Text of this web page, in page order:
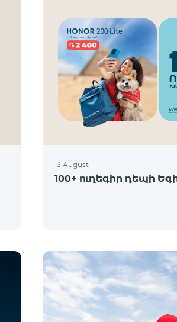
13 August
100+ ուղեգիր դեպի